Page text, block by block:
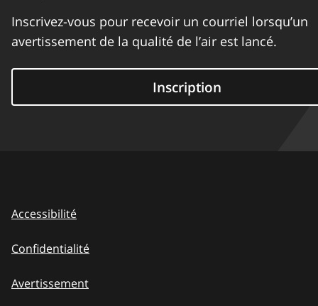
Inscrivez-vous pour recevoir un courriel lorsqu’un
avertissement de la qualité de l’air est lancé.
Inscription
Accessibilité
Confidentialité
Avertissement